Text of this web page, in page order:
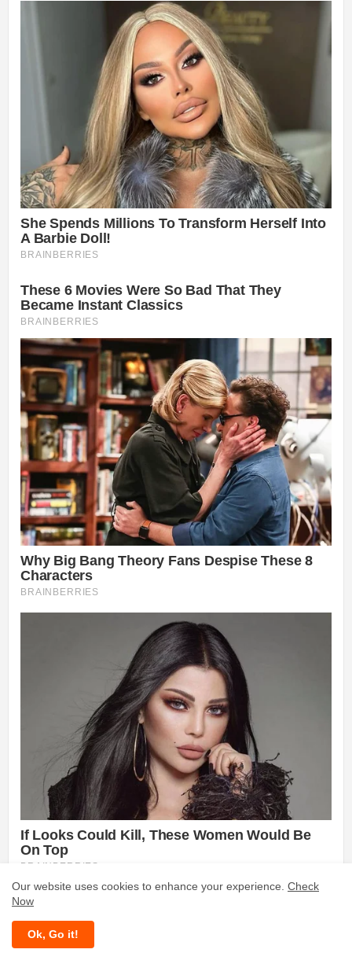
Our website uses cookies to enhance your experience. Check
Now
Ok, Go it!